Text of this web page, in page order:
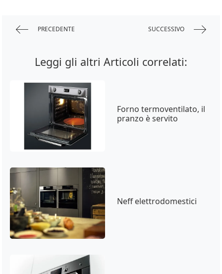
PRECEDENTE SUCCESSIVO
Leggi gli altri Articoli correlati:
Forno termoventilato, il
pranzo è servito
Neff elettrodomestici